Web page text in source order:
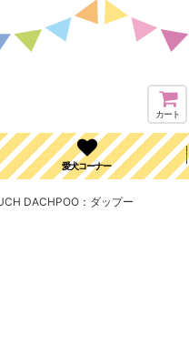
カート
愛犬コーナー
DACHPOO：ダップー